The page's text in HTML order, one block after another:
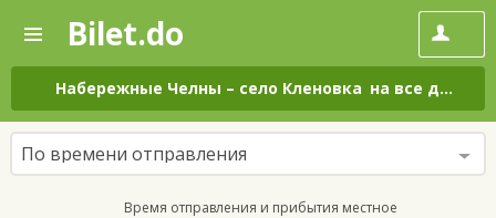
—
Поиск
и
покупка
билетов
на
автобус
онлайн
Bilet.do
Набережные Челны – село Кленовка на все дни
По времени отправления
Время отправления и прибытия местное